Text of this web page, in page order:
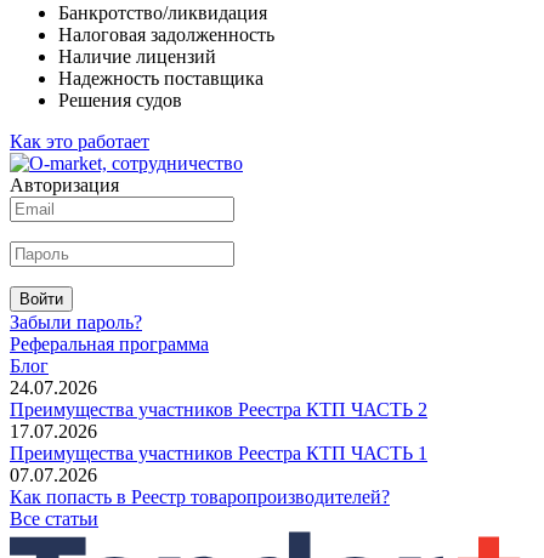
Банкротство/ликвидация
Налоговая задолженность
Наличие лицензий
Надежность поставщика
Решения судов
Как это работает
Авторизация
Войти
Забыли пароль?
Реферальная программа
Блог
24.07.2026
Преимущества участников Реестра КТП ЧАСТЬ 2
17.07.2026
Преимущества участников Реестра КТП ЧАСТЬ 1
07.07.2026
Как попасть в Реестр товаропроизводителей?
Все статьи